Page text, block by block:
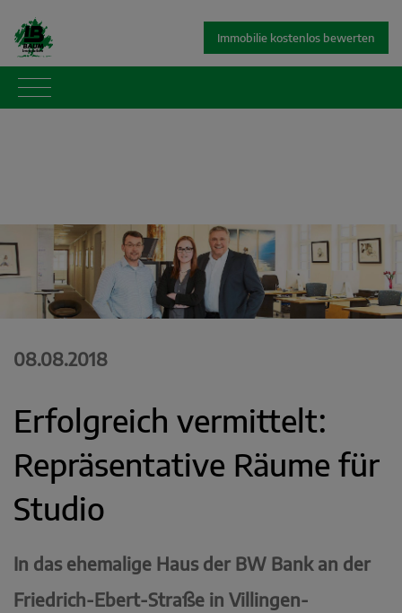
Immobilie kostenlos bewerten
08.08.2018
Erfolgreich vermittelt:
Repräsentative Räume für
Studio
In das ehemalige Haus der BW Bank an der
Friedrich-Ebert-Straße in Villingen-